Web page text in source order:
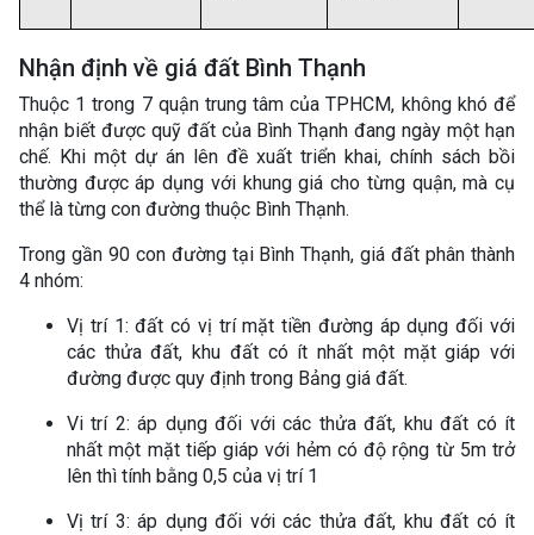
Nhận định về giá đất Bình Thạnh
Thuộc 1 trong 7 quận trung tâm của TPHCM, không khó để
nhận biết được quỹ đất của Bình Thạnh đang ngày một hạn
chế. Khi một dự án lên đề xuất triển khai, chính sách bồi
thường được áp dụng với khung giá cho từng quận, mà cụ
thể là từng con đường thuộc Bình Thạnh.
Trong gần 90 con đường tại Bình Thạnh, giá đất phân thành
4 nhóm:
Vị trí 1: đất có vị trí mặt tiền đường áp dụng đối với
các thửa đất, khu đất có ít nhất một mặt giáp với
đường được quy định trong Bảng giá đất.
Vi trí 2: áp dụng đối với các thửa đất, khu đất có ít
nhất một mặt tiếp giáp với hẻm có độ rộng từ 5m trở
lên thì tính bằng 0,5 của vị trí 1
Vị trí 3: áp dụng đối với các thửa đất, khu đất có ít